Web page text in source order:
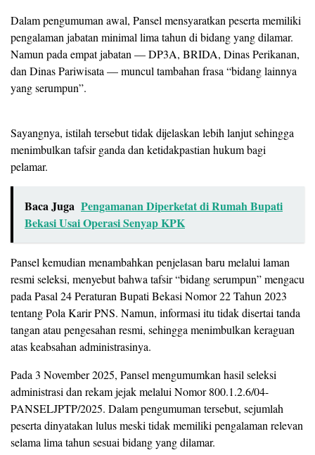
Dalam pengumuman awal, Pansel mensyaratkan peserta memiliki
pengalaman jabatan minimal lima tahun di bidang yang dilamar.
Namun pada empat jabatan — DP3A, BRIDA, Dinas Perikanan,
dan Dinas Pariwisata — muncul tambahan frasa “bidang lainnya
yang serumpun”.
Sayangnya, istilah tersebut tidak dijelaskan lebih lanjut sehingga
menimbulkan tafsir ganda dan ketidakpastian hukum bagi
pelamar.
Baca Juga Pengamanan Diperketat di Rumah Bupati
Bekasi Usai Operasi Senyap KPK
Pansel kemudian menambahkan penjelasan baru melalui laman
resmi seleksi, menyebut bahwa tafsir “bidang serumpun” mengacu
pada Pasal 24 Peraturan Bupati Bekasi Nomor 22 Tahun 2023
tentang Pola Karir PNS. Namun, informasi itu tidak disertai tanda
tangan atau pengesahan resmi, sehingga menimbulkan keraguan
atas keabsahan administrasinya.
Pada 3 November 2025, Pansel mengumumkan hasil seleksi
administrasi dan rekam jejak melalui Nomor 800.1.2.6/04-
PANSELJPTP/2025. Dalam pengumuman tersebut, sejumlah
peserta dinyatakan lulus meski tidak memiliki pengalaman relevan
selama lima tahun sesuai bidang yang dilamar.